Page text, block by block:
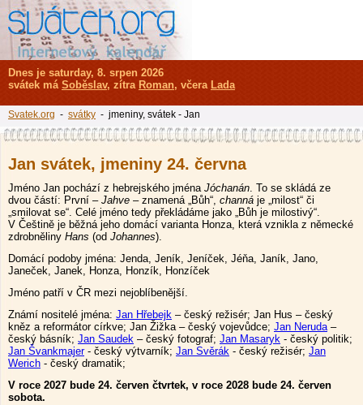
Jan svátek, jmeniny 24. června
Jméno Jan pochází z hebrejského jména Jóchanán. To se skládá ze
dvou částí: První – Jahve – znamená „Bůh“, channá je „milost“ či
„smilovat se“. Celé jméno tedy překládáme jako „Bůh je milostivý“.
V Češtině je běžná jeho domácí varianta Honza, která vznikla z německé
zdrobněliny Hans (od Johannes).
Domácí podoby jména: Jenda, Jeník, Jeníček, Jéňa, Janík, Jano,
Janeček, Janek, Honza, Honzík, Honzíček
Jméno patří v ČR mezi nejoblíbenější.
Známí nositelé jména: Jan Hřebejk – český režisér; Jan Hus – český
kněz a reformátor církve; Jan Žižka – český vojevůdce; Jan Neruda–
český básník; Jan Saudek – český fotograf; Jan Masaryk - český politik;
Jan Švankmajer- český výtvarník; Jan Svěrák - český režisér; Jan
Werich - český dramatik;
V roce 2027 bude 24. červen čtvrtek, v roce 2028 bude 24. červen
sobota.
Dnes je saturday, 8. srpen 2026
svátek má Soběslav, zítra Roman, včera Lada
Svatek.org - svátky - jmeniny, svátek - Jan